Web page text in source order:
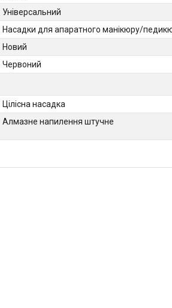
Універсальний
Насадки для апаратного манікюру/
Новий
Червоний
Цілісна насадка
Алмазне напилення штучне